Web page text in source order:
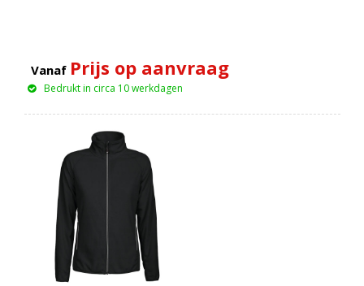
Vanaf Prijs op aanvraag
Bedrukt in circa 10 werkdagen